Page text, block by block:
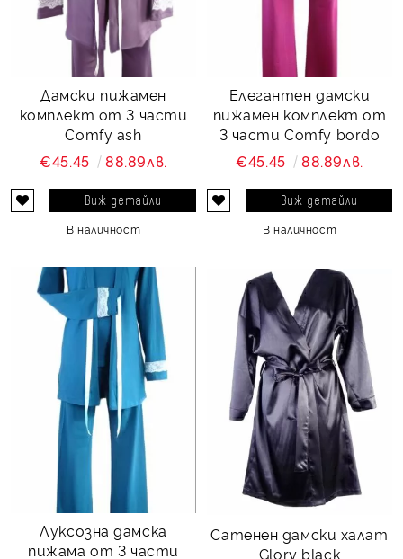
Дамски пижамен
комплект от 3 части
Comfy ash
€45.45
88.89лв.
Виж детайли
В наличност
Елегантен дамски
пижамен комплект от
3 части Comfy bordo
€45.45
88.89лв.
Виж детайли
В наличност
Луксозна дамска
пижама от 3 части
Сатенен дамски халат
Glory black